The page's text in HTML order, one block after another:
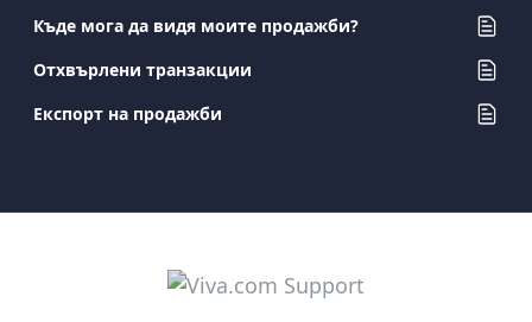
Къде мога да видя моите продажби?
Отхвърлени транзакции
Експорт на продажби